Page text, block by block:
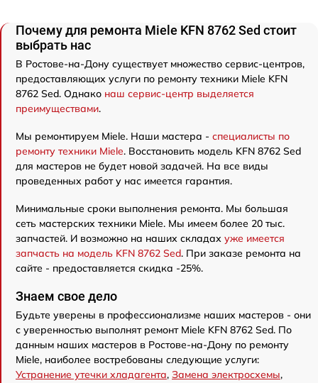
Почему для ремонта Miele KFN 8762 Sed стоит
выбрать нас
В Ростове-на-Дону существует множество сервис-центров,
предоставляющих услуги по ремонту техники Miele KFN
8762 Sed. Однако наш сервис-центр выделяется
преимуществами.
Мы ремонтируем Miele. Наши мастера - специалисты по
ремонту техники Miele. Восстановить модель KFN 8762 Sed
для мастеров не будет новой задачей. На все виды
проведенных работ у нас имеется гарантия.
Минимальные сроки выполнения ремонта. Мы большая
сеть мастерских техники Miele. Мы имеем более 20 тыс.
запчастей. И возможно на наших складах уже имеется
запчасть на модель KFN 8762 Sed. При заказе ремонта на
сайте - предоставляется скидка -25%.
Знаем свое дело
Будьте уверены в профессионализме наших мастеров - они
с уверенностью выполнят ремонт Miele KFN 8762 Sed. По
данным наших мастеров в Ростове-на-Дону по ремонту
Miele, наиболее востребованы следующие услуги:
Устранение утечки хладагента, Замена электросхемы,